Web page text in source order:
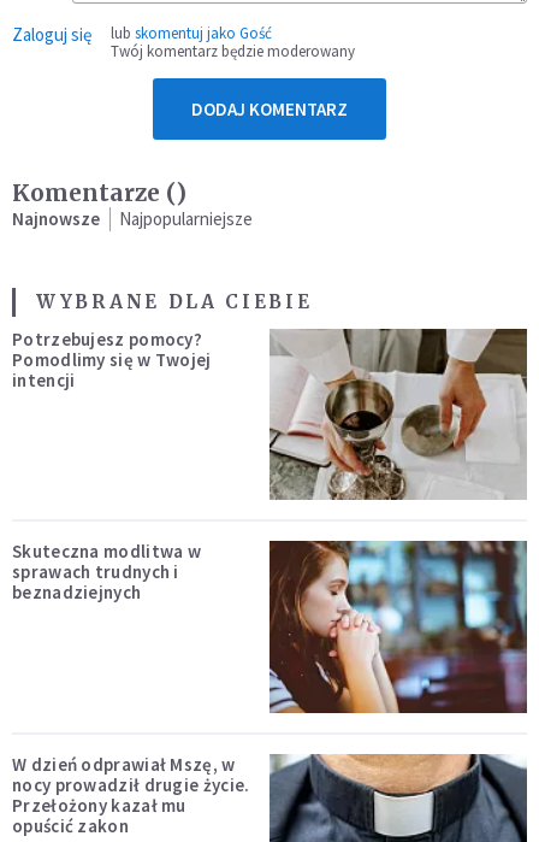
Zaloguj się lub skomentuj jako Gość
Twój komentarz będzie moderowany
DODAJ KOMENTARZ
Komentarze ()
Najnowsze Najpopularniejsze
WYBRANE DLA CIEBIE
Potrzebujesz pomocy?
Pomodlimy się w Twojej
intencji
Skuteczna modlitwa w
sprawach trudnych i
beznadziejnych
W dzień odprawiał Mszę, w
nocy prowadził drugie życie.
Przełożony kazał mu
opuścić zakon